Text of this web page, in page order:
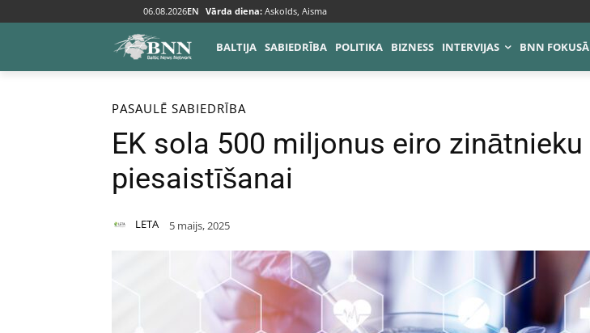
06.08.2026EN Vārda diena: Askolds, Aisma
BALTIJA SABIEDRĪBA POLITIKA BIZNESS INTERVIJAS BNN FOKUSĀ
Sākums Pasaulē
PASAULĒ SABIEDRĪBA
EK sola 500 miljonus eiro zinātnieku
piesaistīšanai
LETA 5 maijs, 2025